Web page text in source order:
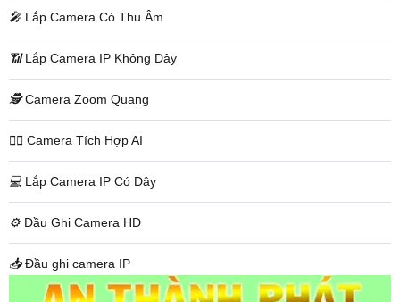
️🎤️ Lắp Camera Có Thu Âm
📶Lắp Camera IP Không Dây
🕵️Camera Zoom Quang
🧛‍♀️ Camera Tích Hợp AI
💻 Lắp Camera IP Có Dây
⚙️ Đầu Ghi Camera HD
📥Đầu ghi camera IP